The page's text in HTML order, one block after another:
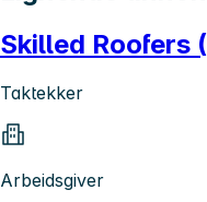
Skilled Roofers
Taktekker
Arbeidsgiver